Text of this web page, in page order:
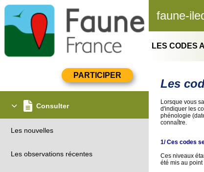
faune-
Consulter
Les nouvelles
Les observations récentes
LES CODES
Les
Lorsque vous
d'indiquer les
phénologie
connaître.
1/ Ces codes
Ces niveaux
été mis au